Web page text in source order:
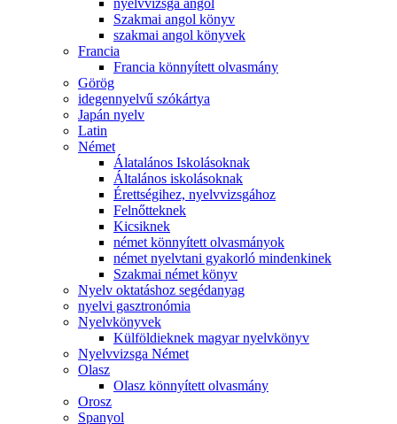
nyelvvizsga angol
Szakmai angol könyv
szakmai angol könyvek
Francia
Francia könnyített olvasmány
Görög
idegennyelvű szókártya
Japán nyelv
Latin
Német
Álatalános Iskolásoknak
Általános iskolásoknak
Érettségihez, nyelvvizsgához
Felnőtteknek
Kicsiknek
német könnyített olvasmányok
német nyelvtani gyakorló mindenkinek
Szakmai német könyv
Nyelv oktatáshoz segédanyag
nyelvi gasztronómia
Nyelvkönyvek
Külföldieknek magyar nyelvkönyv
Nyelvvizsga Német
Olasz
Olasz könnyített olvasmány
Orosz
Spanyol